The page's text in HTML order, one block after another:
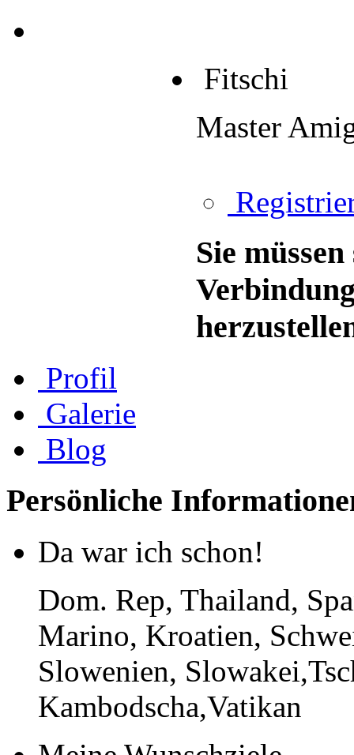
Fitschi
Master
Sie
Profil
Galerie
Blog
Persönliche
Da war ich schon!
Dom. Rep, Thailand,
Marino, Kroatien,
Slowenien,
Kambodscha,Vatikan